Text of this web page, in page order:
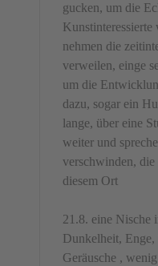
gucken, um die
Kunstinteressierte
nehmen die
verweilen, einge
um die
dazu, sogar ein
lange, über eine
weiter und
verschwinden,
diesem Ort
21.8. eine Nische
Dunkelheit,
Geräusche ,